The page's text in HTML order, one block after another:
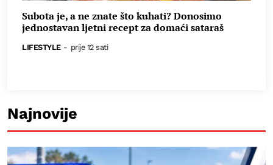
Subota je, a ne znate što kuhati? Donosimo
jednostavan ljetni recept za domaći sataraš
LIFESTYLE - prije 12 sati
Najnovije